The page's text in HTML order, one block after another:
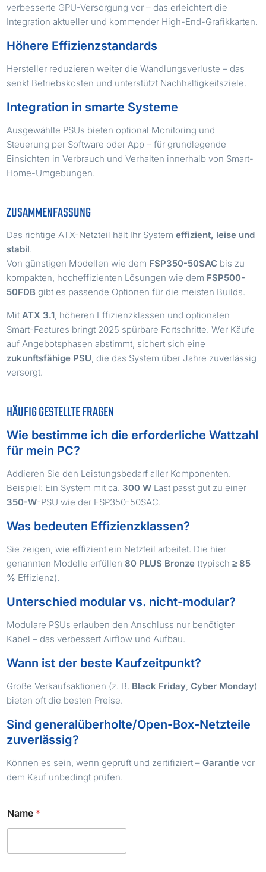
verbesserte GPU-Versorgung vor – das erleichtert die
Integration aktueller und kommender High-End-Grafikkarten.
Höhere Effizienzstandards
Hersteller reduzieren weiter die Wandlungsverluste – das
senkt Betriebskosten und unterstützt Nachhaltigkeitsziele.
Integration in smarte Systeme
Ausgewählte PSUs bieten optional Monitoring und
Steuerung per Software oder App – für grundlegende
Einsichten in Verbrauch und Verhalten innerhalb von Smart-
Home-Umgebungen.
ZUSAMMENFASSUNG
Das richtige ATX-Netzteil hält Ihr Systemeffizient, leise und
stabil.
Von günstigen Modellen wie dem FSP350-50SAC bis zu
kompakten, hocheffizienten Lösungen wie dem FSP500-
50FDB gibt es passende Optionen für die meisten Builds.
MitATX 3.1, höheren Effizienzklassen und optionalen
Smart-Features bringt 2025 spürbare Fortschritte. Wer Käufe
auf Angebotsphasen abstimmt, sichert sich eine
zukunftsfähige PSU, die das System über Jahre zuverlässig
versorgt.
HÄUFIG GESTELLTE FRAGEN
Wie bestimme ich die erforderliche Wattzahl
für mein PC?
Addieren Sie den Leistungsbedarf aller Komponenten.
Beispiel: Ein System mit ca. 300 W Last passt gut zu einer
350-W-PSU wie der FSP350-50SAC.
Was bedeuten Effizienzklassen?
Sie zeigen, wie effizient ein Netzteil arbeitet. Die hier
genannten Modelle erfüllen80 PLUS Bronze (typisch≥ 85
% Effizienz).
Unterschied modular vs. nicht-modular?
Modulare PSUs erlauben den Anschluss nur benötigter
Kabel – das verbessert Airflow und Aufbau.
Wann ist der beste Kaufzeitpunkt?
Große Verkaufsaktionen (z. B. Black Friday,Cyber Monday)
bieten oft die besten Preise.
Sind generalüberholte/Open-Box-Netzteile
zuverlässig?
Können es sein, wenn geprüft und zertifiziert –Garantie vor
dem Kauf unbedingt prüfen.
Name *